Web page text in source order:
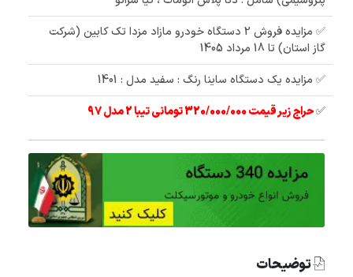
✅ مزایده فروش 2 دستگاه خودرو مازاد مزدا تک کابین (شرکت
گاز استان) تا 18 مرداد 1405
✅ مزایده یک دستگاه ساینا رنگ : سفید مدل : 1401
✅حراج زیر قیمت 320/000/000 تومانی تیبا 2 مدل 97
توضیحات